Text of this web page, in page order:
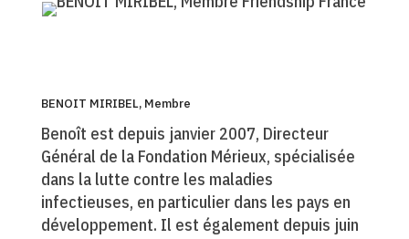
BENOIT MIRIBEL, Membre
Benoît est depuis janvier 2007, Directeur
Général de la Fondation Mérieux, spécialisée
dans la lutte contre les maladies
infectieuses, en particulier dans les pays en
développement. Il est également depuis juin